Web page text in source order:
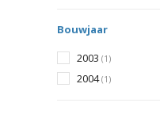
Bouwjaar
2003 (1)
2004(1)